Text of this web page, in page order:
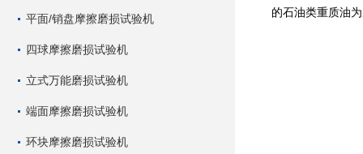
平面/销盘摩擦磨损试验机
四球摩擦磨损试验机
立式万能磨损试验机
端面摩擦磨损试验机
环块摩擦磨损试验机
的石油类重质油